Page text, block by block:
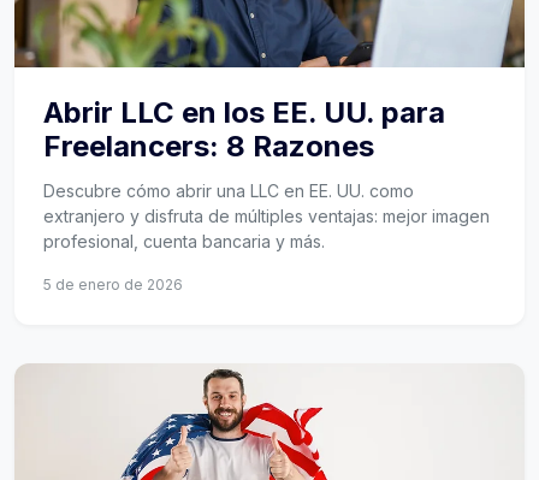
Abrir LLC en los EE. UU. para
Freelancers: 8 Razones
Descubre cómo abrir una LLC en EE. UU. como
extranjero y disfruta de múltiples ventajas: mejor imagen
profesional, cuenta bancaria y más.
5 de enero de 2026